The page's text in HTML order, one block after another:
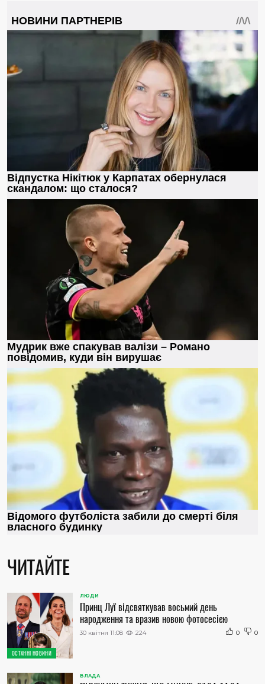
ЧИТАЙТЕ
ОСТАННІ НОВИНИ
ЛЮДИ
Принц Луї відсвяткував восьмий день
народження та вразив новою фотосесією
30 квітня 11:08 224 0 0
ВЛАДА